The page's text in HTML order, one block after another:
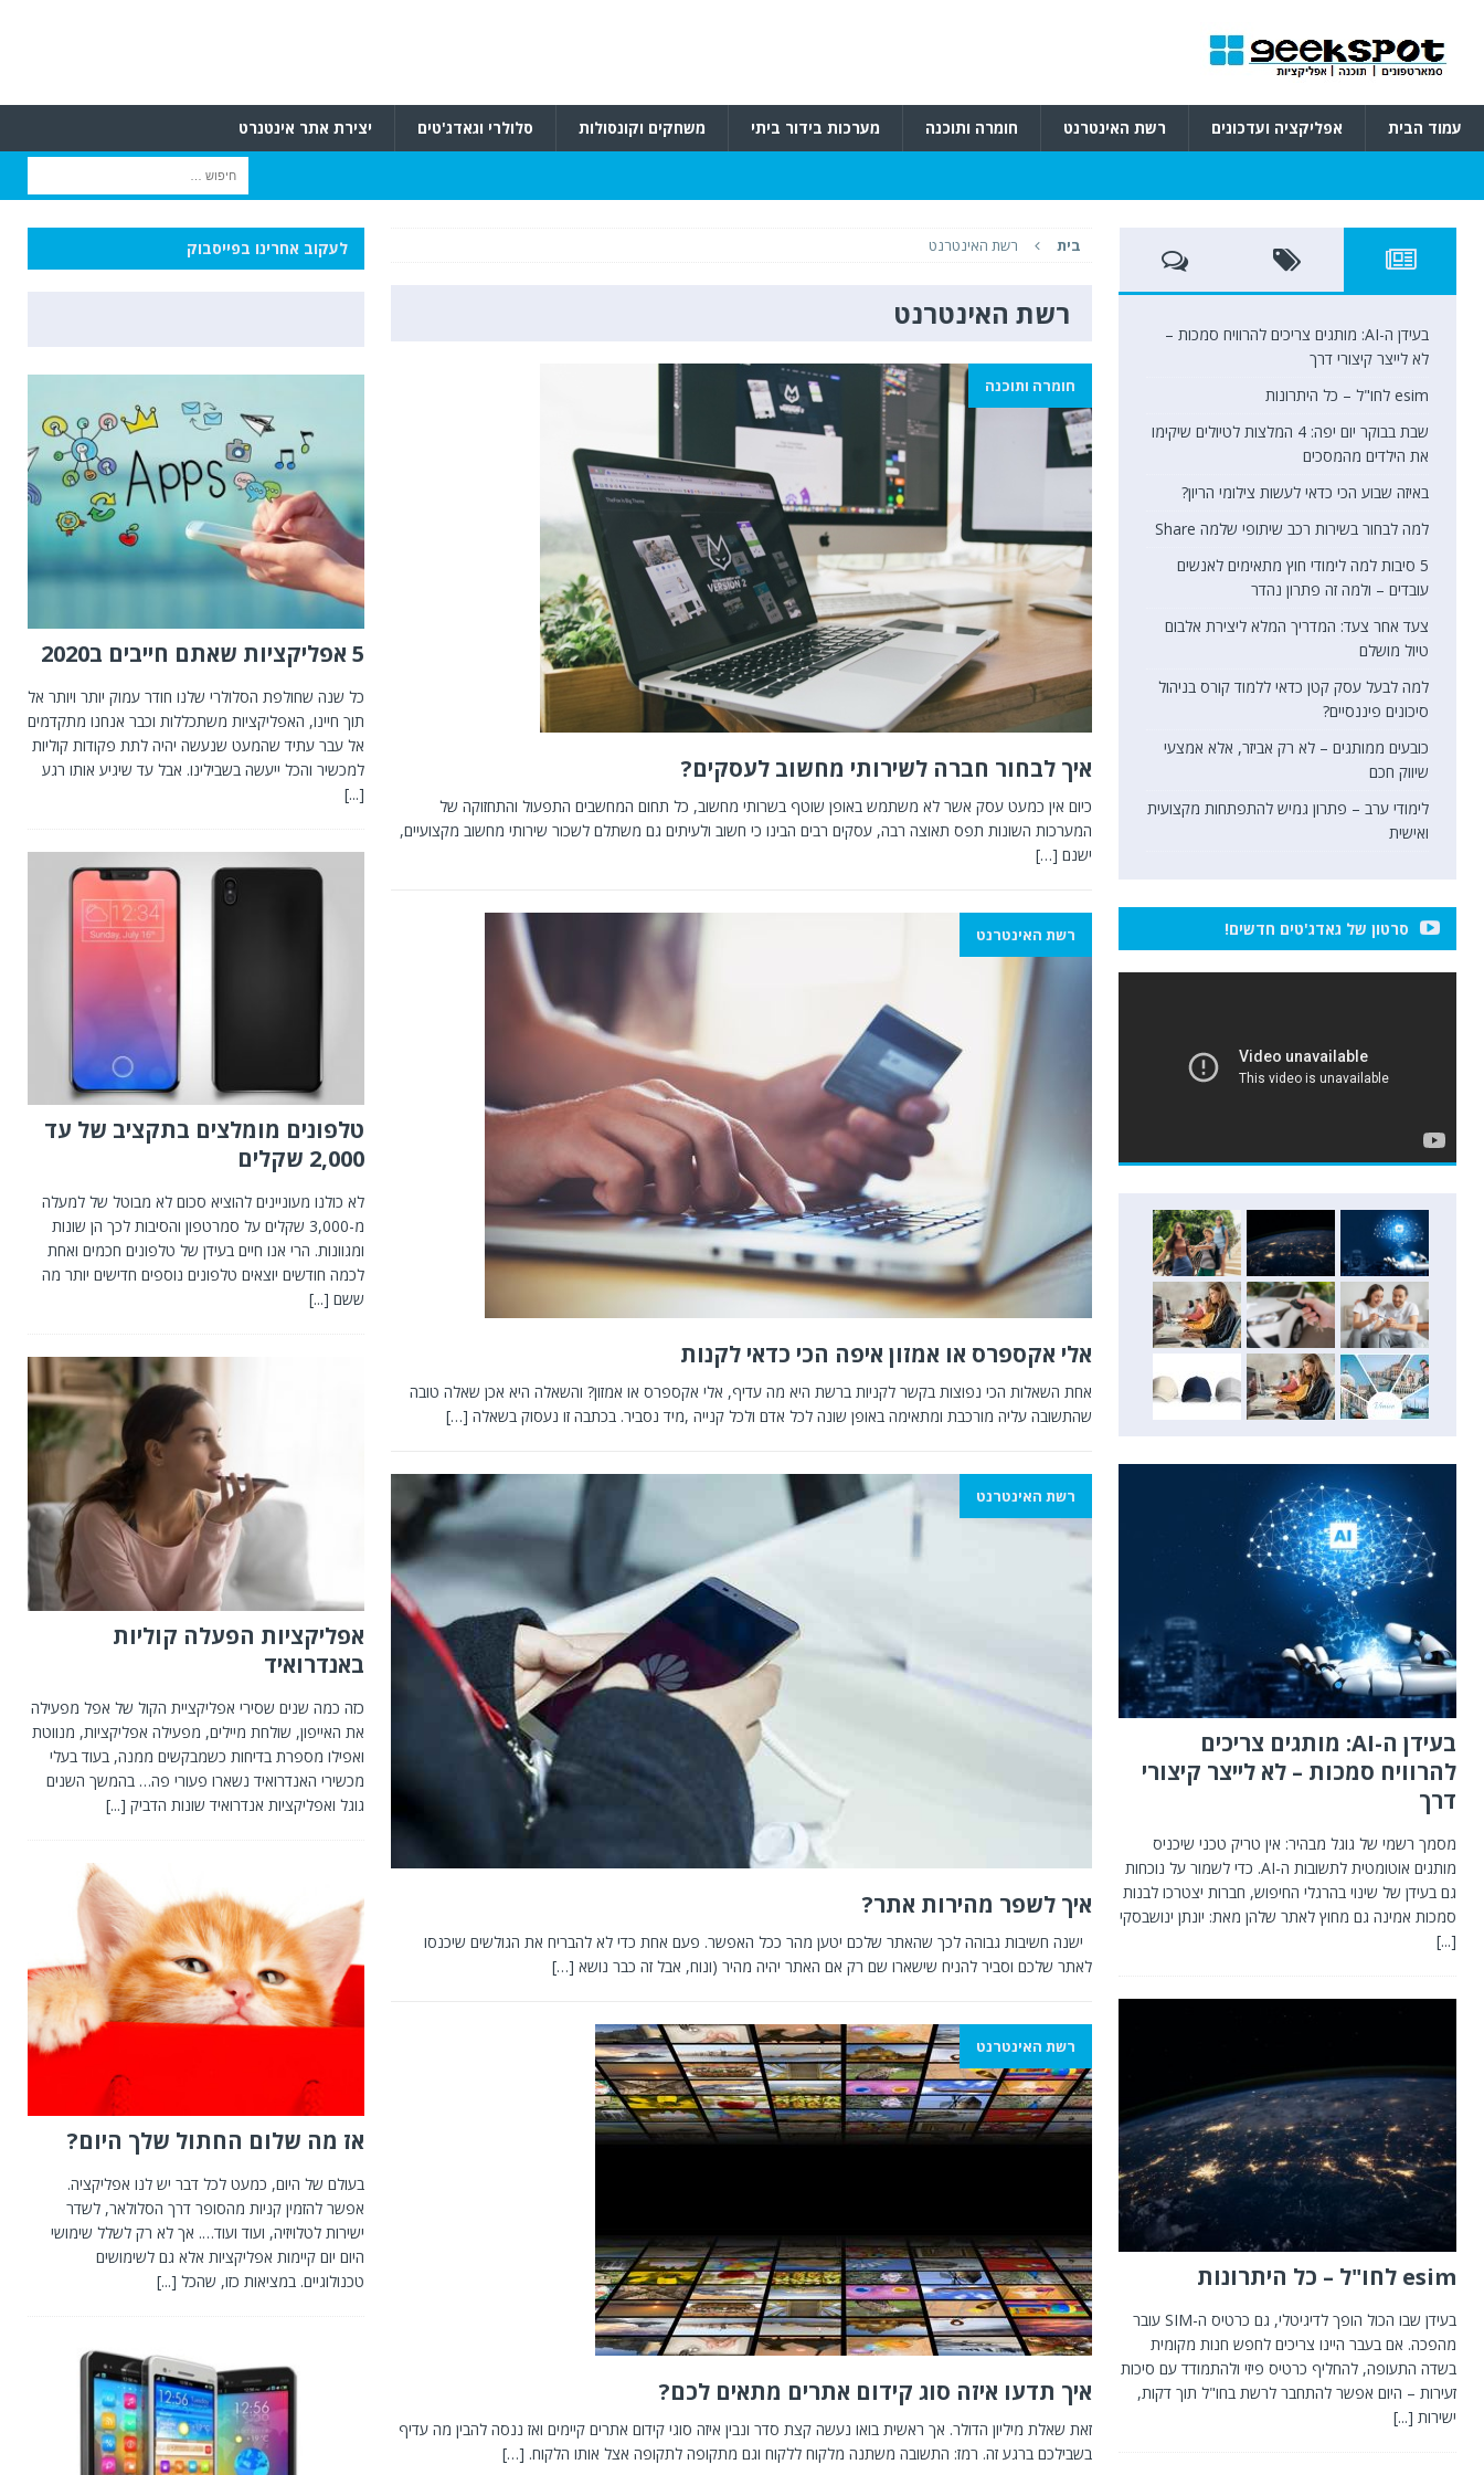
עמוד הבית אפליקציה ועדכונים רשת האינטרנט חומרה ותוכנה מערכות בידור ביתי משחקים וקונסולות סלולרי וגאדג'טים יצירת אתר אינטנרט
בית רשת האינטרנט
רשת האינטרנט
חומרה ותוכנה
איך לבחור חברה לשירותי מחשוב לעסקים?
כיום אין כמעט עסק אשר לא משתמש באופן שוטף בשרותי מחשוב, כל תחום המחשבים התפעול והתחזוקה של
המערכות השונות תפס תאוצה רבה, עסקים רבים הבינו כי חשוב ולעיתים גם משתלם לשכור שירותי מחשוב מקצועיים,
ישנם […]
רשת האינטרנט
אלי אקספרס או אמזון איפה הכי כדאי לקנות
אחת השאלות הכי נפוצות בקשר לקניות ברשת היא מה עדיף, אלי אקספרס או אמזון? והשאלה היא אכן שאלה טובה
שהתשובה עליה מורכבת ומתאימה באופן שונה לכל אדם ולכל קנייה ,מיד נסביר. בכתבה זו נעסוק בשאלה […]
רשת האינטרנט
איך לשפר מהירות אתר?
ישנה חשיבות גבוהה לכך שהאתר שלכם יטען מהר ככל האפשר. פעם אחת כדי לא להבריח את הגולשים שיכנסו
לאתר שלכם וסביר להניח שישארו שם רק אם האתר יהיה מהיר (ונוח, אבל זה כבר נושא […]
רשת האינטרנט
איך תדעו איזה סוג קידום אתרים מתאים לכם?
זאת שאלת מיליון הדולר. אך ראשית בואו נעשה קצת סדר ונבין איזה סוגי קידום אתרים קיימים ואז ננסה להבין מה עדיף
בשבילכם ברגע זה. רמז: התשובה משתנה מלקוח ללקוח וגם מתקופה לתקופה אצל אותו הלקוח. […]
בעידן ה-AI: מותגים צריכים להרוויח סמכות –
לא לייצר קיצורי דרך
esim לחו"ל – כל היתרונות
שבת בבוקר יום יפה: 4 המלצות לטיולים שיקימו
את הילדים מהמסכים
באיזה שבוע הכי כדאי לעשות צילומי הריון?
למה לבחור בשירות רכב שיתופי שלמה Share
5 סיבות למה לימודי חוץ מתאימים לאנשים
עובדים – ולמה זה פתרון נהדר
צעד אחר צעד: המדריך המלא ליצירת אלבום
טיול מושלם
למה לבעל עסק קטן כדאי ללמוד קורס בניהול
סיכונים פיננסיים?
כובעים ממותגים – לא רק אביזר, אלא אמצעי
שיווק חכם
לימודי ערב – פתרון גמיש להתפתחות מקצועית
ואישית
סרטון של גאדג'טים חדשים!
בעידן ה-AI: מותגים צריכים
להרוויח סמכות – לא לייצר קיצורי
דרך
מסמך רשמי של גוגל מבהיר: אין טריק טכני שיכניס
מותגים אוטומטית לתשובות ה-AI. כדי לשמור על נוכחות
גם בעידן של שינוי בהרגלי החיפוש, חברות יצטרכו לבנות
סמכות אמינה גם מחוץ לאתר שלהן מאת: יונתן ינושבסקי
[...]
esim לחו"ל – כל היתרונות
בעידן שבו הכול הופך לדיגיטלי, גם כרטיס ה-SIM עובר
מהפכה. אם בעבר היינו צריכים לחפש חנות מקומית
בשדה התעופה, להחליף כרטיס פיזי ולהתמודד עם סיכות
זעירות – היום אפשר להתחבר לרשת בחו"ל תוך דקות,
ישירות [...]
לעקוב אחרינו בפייסבוק
5 אפליקציות שאתם חייבים ב2020
כל שנה שחולפת הסלולרי שלנו חודר עמוק יותר ויותר אל
תוך חיינו, האפליקציות משתכללות וכבר אנחנו מתקדמים
אל עבר עתיד שהמעט שנעשה יהיה לתת פקודות קוליות
למכשיר והכל ייעשה בשבילינו. אבל עד שיגיע אותו רגע
[...]
טלפונים מומלצים בתקציב של עד
2,000 שקלים
לא כולנו מעוניינים להוציא סכום לא מבוטל של למעלה
מ-3,000 שקלים על סמרטפון והסיבות לכך הן שונות
ומגוונות. הרי אנו חיים בעידן של טלפונים חכמים ואחת
לכמה חודשים יוצאים טלפונים נוספים חדישים יותר מה
ששם [...]
אפליקציות הפעלה קוליות
באנדרואיד
כזה כמה שנים שסירי אפליקציית הקול של אפל מפעילה
את האייפון, שולחת מיילים, מפעילה אפליקציות, מנווטת
ואפילו מספרת בדיחות כשמבקשים ממנה, בעוד בעלי
מכשירי האנדרואיד נשארו פעורי פה… בהמשך השנים
גוגל ואפליקציות אנדרואיד שונות הדביק [...]
אז מה שלום החתול שלך היום?
בעולם של היום, כמעט לכל דבר יש לנו אפליקציה.
אפשר להזמין קניות מהסופר דרך הסלולאר, לשדר
ישירות לטלויזיה, ועוד ועוד…. אך לא רק לשלל שימושי
היום יום קיימות אפליקציות אלא גם לשימושים
טכנולוגיים. במציאות כזו, שהכל [...]